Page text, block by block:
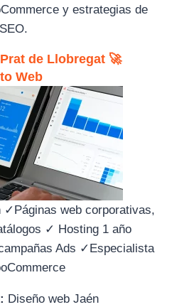
y estrategias de
de Llobregat 🚀
Web
✓Páginas web corporativas,
✓ Hosting 1 año
Ads ✓Especialista
Diseño web Jaén